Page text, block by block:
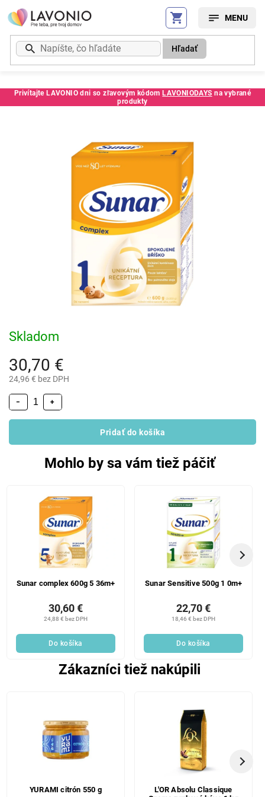
Prejsť
na
obsah
Privítajte LAVONIO dni so zľavovým kódom LAVONIODAYS na vybrané
produkty
Hľadať
Kód: 103361SC
30,70 €
24,96 € bez DPH
Skladom
+
−
Pridať do košíka
Mohlo by sa vám tiež páčiť
Sunar complex 600g 5 36m+
24,88 € bez DPH
30,60 €
Do košíka
Sunar Sensitive 500g 1 0m+
18,46 € bez DPH
22,70 €
Do košíka
Zákazníci tiež nakúpili
YURAMI citrón 550 g
L'OR Absolu Classique